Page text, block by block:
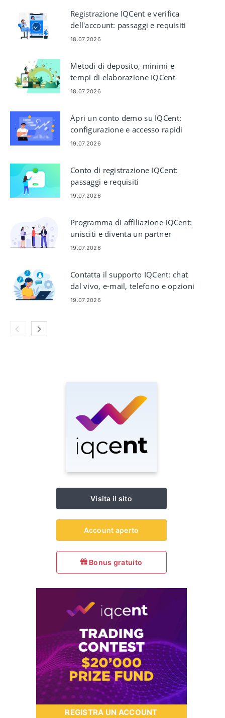
Registrazione IQCent e verifica
dell'account: passaggi e requisiti
18.07.2026
Metodi di deposito, minimi e
tempi di elaborazione IQCent
18.07.2026
Apri un conto demo su IQCent:
configurazione e accesso rapidi
19.07.2026
Conto di registrazione IQCent:
passaggi e requisiti
19.07.2026
Programma di affiliazione IQCent:
unisciti e diventa un partner
19.07.2026
Contatta il supporto IQCent: chat
dal vivo, e-mail, telefono e opzioni
di aiuto
19.07.2026
Visita il sito
Account aperto
Bonus gratuito
REGISTRA UN ACCOUNT